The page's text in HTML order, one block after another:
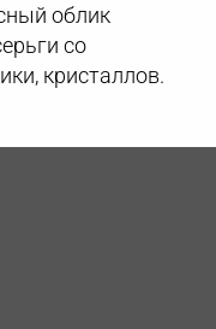
облик
со
кристаллов.